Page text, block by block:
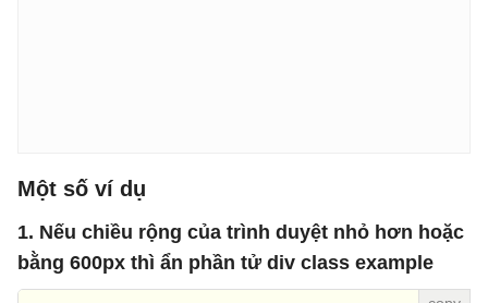
Một số ví dụ
1. Nếu chiều rộng của trình duyệt nhỏ hơn hoặc
bằng 600px thì ẩn phần tử div class example